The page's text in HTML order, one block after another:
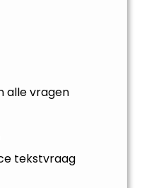
alle vragen
tekstvraag